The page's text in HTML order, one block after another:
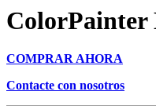
ColorPainter
COMPRAR AHORA
Contacte con nosotros